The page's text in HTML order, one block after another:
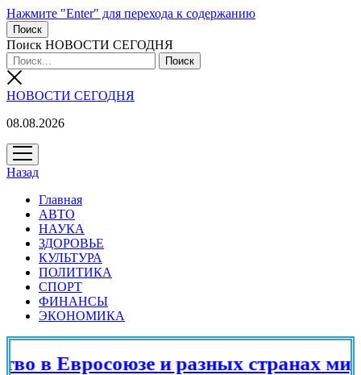
Нажмите "Enter" для перехода к содержанию
Поиск
Поиск НОВОСТИ СЕГОДНЯ
НОВОСТИ СЕГОДНЯ
08.08.2026
открыть
меню
Назад
Главная
АВТО
НАУКА
ЗДОРОВЬЕ
КУЛЬТУРА
ПОЛИТИКА
СПОРТ
ФИНАНСЫ
ЭКОНОМИКА
разных странах мира в 2025 году